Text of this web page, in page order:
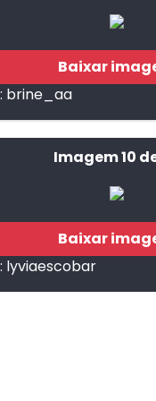
Baixar
brine_aa
Imagem 10
Baixar
lyviaescobar